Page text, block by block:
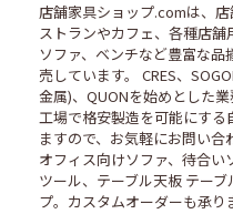
店舗家具ショップ.comは、
ストランやカフェ、各種店舗
ソファ、ベンチなど豊富な
売しています。 CRES、
金属)、QUONを始めとした
工場で格安製造を可能にする
ますので、お気軽にお問い合
オフィス向けソファ、待合い
ツール、テーブル天板 テー
プ。カスタムオーダーも承り